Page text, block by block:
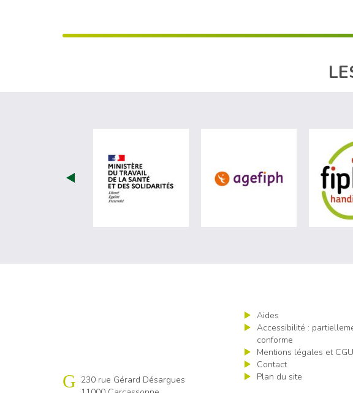
visiter les site de Ministère du travail
visiter les site
Cap emploi 11
230 rue Gérard Désargues
Aides
Accessibilité :
conforme
Mentions légales et CGU
Contact
Plan du site